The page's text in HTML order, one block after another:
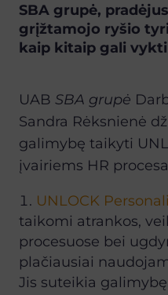
SBA grupė,
grįžtamojo ryšio
kaip kitaip gali
UAB SBA grupė
Sandra Rėksnienė dž
galimybę taikyti
įvairiems HR
UNLOCK
taikomi atrankos,
procesuose bei
plačiausiai
Jis suteikia